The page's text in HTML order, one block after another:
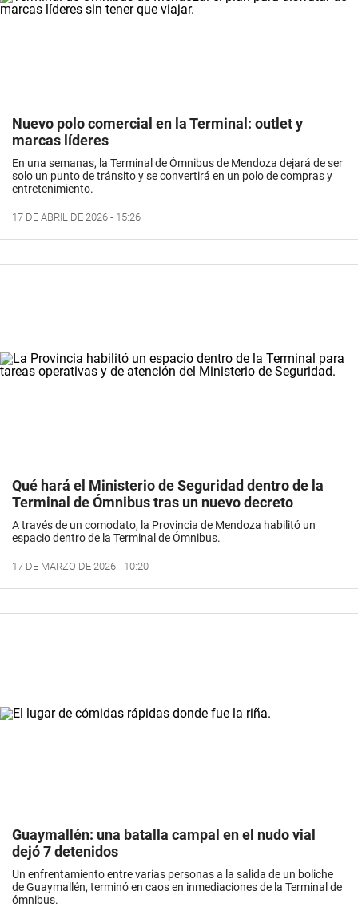
Nuevo polo comercial en la Terminal: outlet y
marcas líderes
En una semanas, la Terminal de Ómnibus de Mendoza dejará de ser
solo un punto de tránsito y se convertirá en un polo de compras y
entretenimiento.
17 DE ABRIL DE 2026 - 15:26
Qué hará el Ministerio de Seguridad dentro de la
Terminal de Ómnibus tras un nuevo decreto
A través de un comodato, la Provincia de Mendoza habilitó un
espacio dentro de la Terminal de Ómnibus.
17 DE MARZO DE 2026 - 10:20
Guaymallén: una batalla campal en el nudo vial
dejó 7 detenidos
Un enfrentamiento entre varias personas a la salida de un boliche
de Guaymallén, terminó en caos en inmediaciones de la Terminal de
ómnibus.